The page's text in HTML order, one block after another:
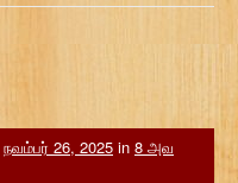
நவம்பர் 26, 2025 in 8 அவ